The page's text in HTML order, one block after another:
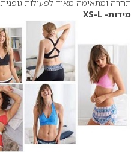
תחרה ומתאימה מאוד לפעילות גופנית.
מידות- XS-L